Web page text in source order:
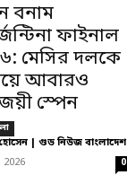
বনাম
ফাইনাল
মেসির দলকে
আবারও
স্পেন
| গুড নিউজ বাংলাদেশ
2026 0